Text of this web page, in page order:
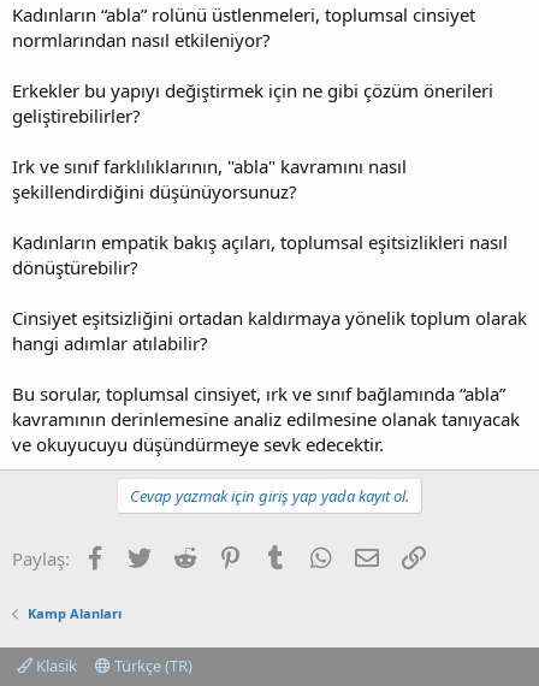
Kadınların “abla” rolünü üstlenmeleri, toplumsal cinsiyet
normlarından nasıl etkileniyor?
Erkekler bu yapıyı değiştirmek için ne gibi çözüm önerileri
geliştirebilirler?
Irk ve sınıf farklılıklarının, "abla" kavramını nasıl
şekillendirdiğini düşünüyorsunuz?
Kadınların empatik bakış açıları, toplumsal eşitsizlikleri nasıl
dönüştürebilir?
Cinsiyet eşitsizliğini ortadan kaldırmaya yönelik toplum olarak
hangi adımlar atılabilir?
Bu sorular, toplumsal cinsiyet, ırk ve sınıf bağlamında “abla”
kavramının derinlemesine analiz edilmesine olanak tanıyacak
ve okuyucuyu düşündürmeye sevk edecektir.
Cevap yazmak için giriş yap yada kayıt ol.
Paylaş: Facebook
TwitterReddit PinterestTumblrWhatsApp
E-postaLink
Kamp Alanları
Klasik Türkçe (TR)